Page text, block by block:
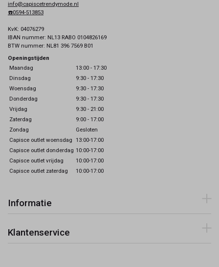
info@capiscetrendymode.nl
☎️0594-513853
KvK: 04076279
IBAN nummer: NL13 RABO 0104826169
BTW nummer: NL81 396 7569 B01
Openingstijden
Maandag
13:00 - 17:30
Dinsdag
9:30 - 17:30
Woensdag
9:30 - 17:30
Donderdag
9:30 - 17:30
Vrijdag
9:30 - 21:00
Zaterdag
9:00 - 17:00
Zondag
Gesloten
Capisce outlet woensdag 13:00-17:00
Capisce outlet donderdag 10:00-17:00
Capisce outlet vrijdag
10:00-17:00
Capisce outlet zaterdag
10:00-17:00
Informatie
Klantenservice